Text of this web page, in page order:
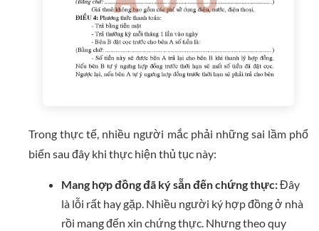
Trong thực tế, nhiều người mắc phải những sai lầm phổ
biến sau đây khi thực hiện thủ tục này:
Mang hợp đồng đã ký sẵn đến chứng thực:Đây
là lỗi rất hay gặp. Nhiều người ký hợp đồng ở nhà
rồi mang đến xin chứng thực. Nhưng theo quy